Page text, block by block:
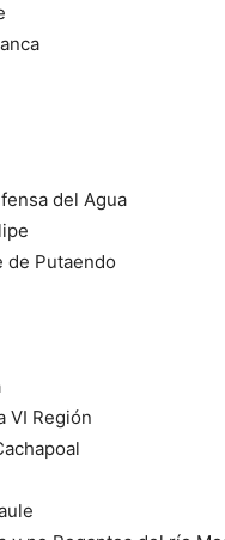
del Agua
de Putaendo
VI Región